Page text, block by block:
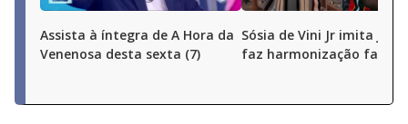
Assista à íntegra de A Hora da
Venenosa desta sexta (7)
Sósia de Vini Jr imita
faz harmonização facial